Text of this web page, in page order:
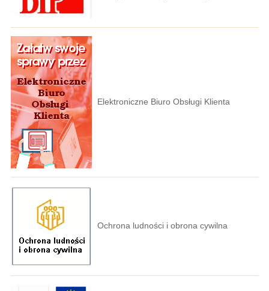
Elektroniczne Biuro Obsługi Klienta
Ochrona ludności i obrona cywilna